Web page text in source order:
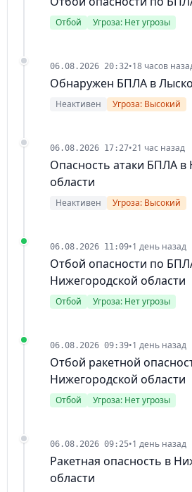
Отбой Угроза: Нет угрозы
06.08.2026 20:32•18 часов
Обнаружен БПЛА в
Неактивен Угроза: Высокий
06.08.2026 17:27•21 час назад
Опасность атаки БПЛА в
области
Неактивен Угроза: Высокий
06.08.2026 11:09•1 день назад
Отбой опасности по
Нижегородской области
Отбой Угроза: Нет угрозы
06.08.2026 09:39•1 день назад
Отбой ракетной
Нижегородской области
Отбой Угроза: Нет угрозы
06.08.2026 09:25•1 день назад
Ракетная опасность в
области